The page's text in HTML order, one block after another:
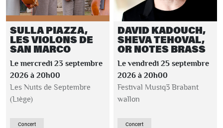
SULLA PIAZZA,
LES VIOLONS DE
SAN MARCO
Le mercredi 23 septembre
2026 à 20h00
Les Nuits de Septembre
(Liège)
Concert
DAVID KADOUCH,
SHEVA TEHOVAL,
OR NOTES BRASS
Le vendredi 25 septembre
2026 à 20h00
Festival Musiq3 Brabant
wallon
Concert